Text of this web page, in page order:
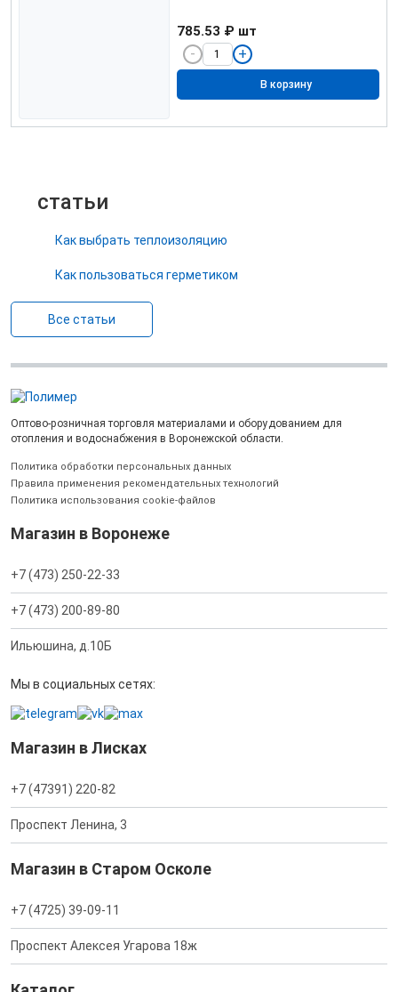
785.53 ₽ шт
В корзину
статьи
Как выбрать теплоизоляцию
Как пользоваться герметиком
Все статьи
Оптово-розничная торговля материалами и оборудованием для
отопления и водоснабжения в Воронежской области.
Политика обработки персональных данных
Правила применения рекомендательных технологий
Политика использования cookie-файлов
Магазин в Воронеже
+7 (473) 250-22-33
+7 (473) 200-89-80
Ильюшина, д.10Б
Мы в социальных сетях:
Магазин в Лисках
+7 (47391) 220-82
Проспект Ленина, 3
Магазин в Старом Осколе
+7 (4725) 39-09-11
Проспект Алексея Угарова 18ж